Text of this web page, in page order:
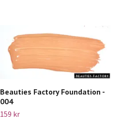
Beauties Factory Foundation -
004
159 kr